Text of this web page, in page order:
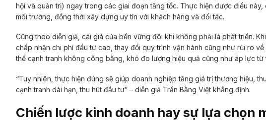
hội và quản trị) ngay trong các giai đoạn tăng tốc. Thực hiện được điều
môi trường, đồng thời xây dựng uy tín với khách hàng và đối tác.
Cũng theo diễn giả, cái giá của bền vững đôi khi không phải là phát triển.
chấp nhận chi phí đầu tư cao, thay đổi quy trình vận hành cũng như rủi ro
thế cạnh tranh không công bằng, khó đo lượng hiệu quả cũng như áp lực từ
“Tuy nhiên, thực hiện đúng sẽ giúp doanh nghiệp tăng giá trị thương hiệu,
cạnh tranh dài hạn, thu hút đầu tư” – diễn giả Trần Bằng Việt khẳng định.
Chiến lược kinh doanh hay sự lựa chọn